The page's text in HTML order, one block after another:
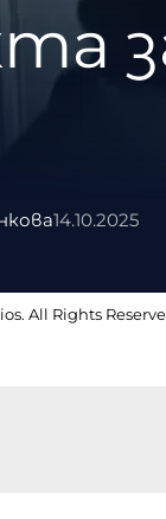
14.10.2025
All Rights